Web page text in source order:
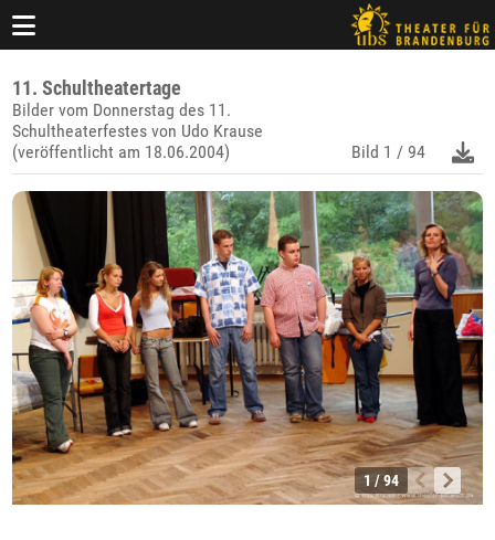
11. Schultheatertage
Bilder vom Donnerstag des 11.
Schultheaterfestes von Udo Krause
(veröffentlicht am 18.06.2004)
Bild 1 / 94
1 / 94